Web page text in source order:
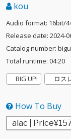
kou
Audio format: 16bit/
Release date: 2024-
Catalog number:
Total runtime: 04:20
BIG UP!
ロス
How To Buy